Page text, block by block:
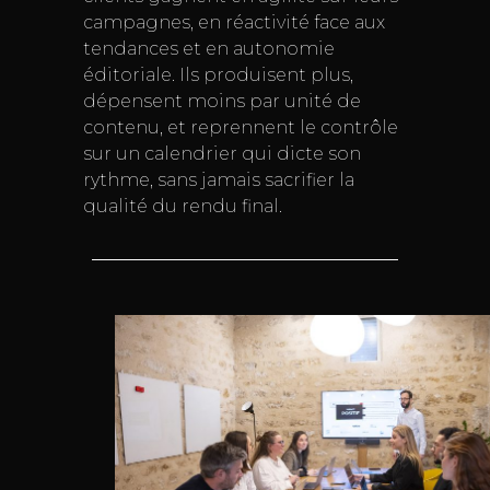
campagnes, en réactivité face aux
tendances et en autonomie
éditoriale. Ils produisent plus,
dépensent moins par unité de
contenu, et reprennent le contrôle
sur un calendrier qui dicte son
rythme, sans jamais sacrifier la
qualité du rendu final.